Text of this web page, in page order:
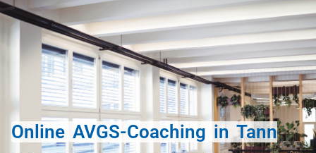
Online AVGS-Coaching in Tann